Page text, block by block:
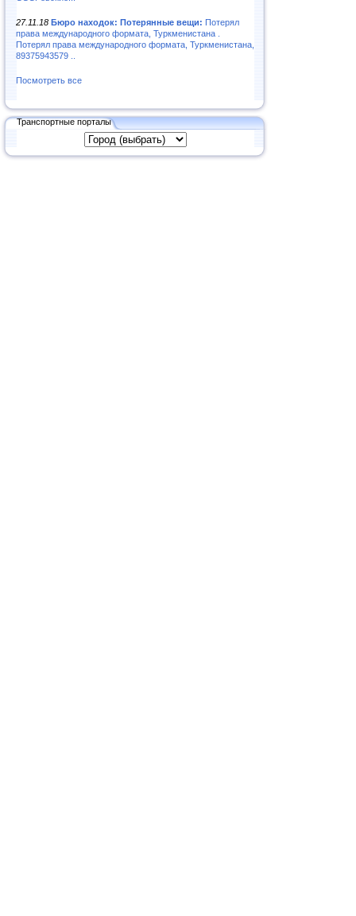
27.11.18 Бюро находок: Потерянные вещи: Потерял
права международного формата, Туркменистана .
Потерял права международного формата, Туркменистана,
89375943579 ..
Посмотреть все
Транспортные порталы